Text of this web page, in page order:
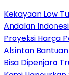
Kekayaan Low
Andalan
Proyeksi Harga
Alsintan
Bisa Dipenjara